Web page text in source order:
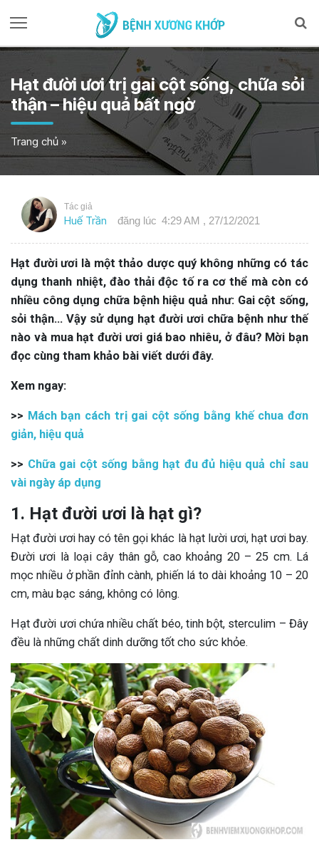
Hạt đười ươi trị gai cột sống, chữa sỏi
thận – hiệu quả bất ngờ
Trang chủ »
Tác giả
Huế Trần đăng lúc 4:29 AM , 27/12/2021
Hạt đười ươi là một thảo dược quý không những có tác
dụng thanh nhiệt, đào thải độc tố ra cơ thể mà còn có
nhiều công dụng chữa bệnh hiệu quả như: Gai cột sống,
sỏi thận… Vậy sử dụng hạt đười ươi chữa bệnh như thế
nào và mua hạt đười ươi giá bao nhiêu, ở đâu? Mời bạn
đọc cùng tham khảo bài viết dưới đây.
Xem ngay:
>> Mách bạn cách trị gai cột sống bằng khế chua đơn
giản, hiệu quả
>> Chữa gai cột sống bằng hạt đu đủ hiệu quả chỉ sau
vài ngày áp dụng
1. Hạt đười ươi là hạt gì?
Hạt đười ươi hay có tên gọi khác là hạt lười ươi, hạt ươi bay.
Đười ươi là loại cây thân gỗ, cao khoảng 20 – 25 cm. Lá
mọc nhiều ở phần đỉnh cành, phiến lá to dài khoảng 10 – 20
cm, màu bạc sáng, không có lông.
Hạt đười ươi chứa nhiều chất béo, tinh bột, sterculim – Đây
đều là những chất dinh dưỡng tốt cho sức khỏe.